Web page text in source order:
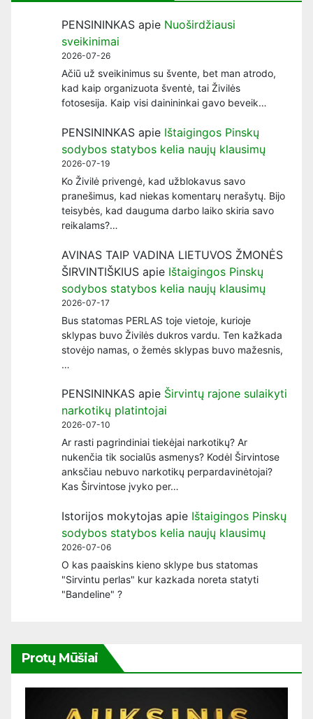
PENSININKAS apie Nuoširdžiausi
sveikinimai
2026-07-26
Ačiū už sveikinimus su švente, bet man atrodo,
kad kaip organizuota šventė, tai Živilės
fotosesija. Kaip visi dainininkai gavo beveik…
PENSININKAS apie Ištaigingos Pinskų
sodybos statybos kelia naujų klausimų
2026-07-19
Ko Živilė privengė, kad užblokavus savo
pranešimus, kad niekas komentarų nerašytų. Bijo
teisybės, kad dauguma darbo laiko skiria savo
reikalams?…
AVINAS TAIP VADINA LIETUVOS ŽMONĖS
ŠIRVINTIŠKIUS apie Ištaigingos Pinskų
sodybos statybos kelia naujų klausimų
2026-07-17
Bus statomas PERLAS toje vietoje, kurioje
sklypas buvo Živilės dukros vardu. Ten kažkada
stovėjo namas, o žemės sklypas buvo mažesnis,
…
PENSININKAS apie Širvintų rajone sulaikyti
narkotikų platintojai
2026-07-10
Ar rasti pagrindiniai tiekėjai narkotikų? Ar
nukenčia tik socialūs asmenys? Kodėl Širvintose
anksčiau nebuvo narkotikų perpardavinėtojai?
Kas Širvintose įvyko per…
Istorijos mokytojas apie Ištaigingos Pinskų
sodybos statybos kelia naujų klausimų
2026-07-06
O kas paaiskins kieno sklype bus statomas
"Sirvintu perlas" kur kazkada noreta statyti
"Bandeline" ?
Protų Mūšiai